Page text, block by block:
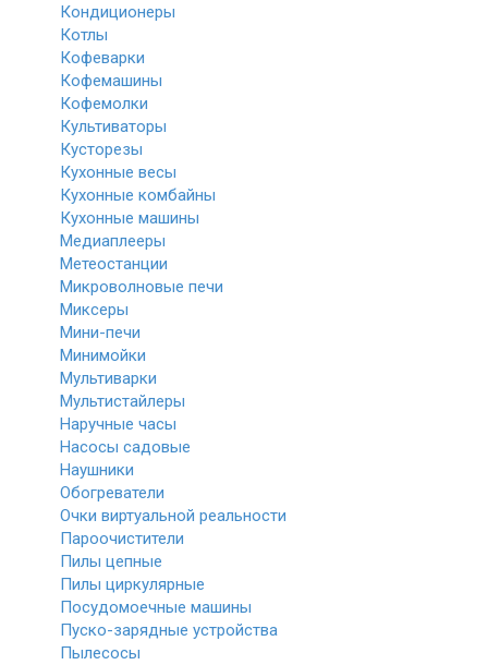
Кондиционеры
Котлы
Кофеварки
Кофемашины
Кофемолки
Культиваторы
Кусторезы
Кухонные весы
Кухонные комбайны
Кухонные машины
Медиаплееры
Метеостанции
Микроволновые печи
Миксеры
Мини-печи
Минимойки
Мультиварки
Мультистайлеры
Наручные часы
Насосы садовые
Наушники
Обогреватели
Очки виртуальной реальности
Пароочистители
Пилы цепные
Пилы циркулярные
Посудомоечные машины
Пуско-зарядные устройства
Пылесосы